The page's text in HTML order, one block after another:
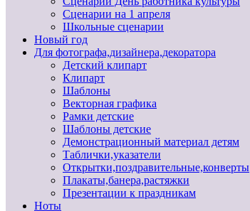
Сценарии на 1 апреля
Школьные сценарии
Новый год
Для фотографа,дизайнера,декоратора
Детский клипарт
Клипарт
Шаблоны
Векторная графика
Рамки детские
Шаблоны детские
Демонстрационный материал детям
Таблички,указатели
Открытки,поздравительные,конверты
Плакаты,банера,растяжки
Презентации к праздникам
Ноты